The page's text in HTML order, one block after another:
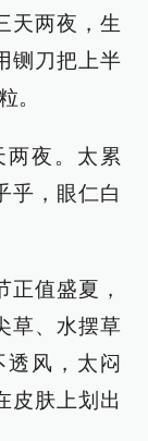
天两夜，生
铡刀把上半
。
夜。太累
乎，眼仁白
值盛夏，
草、水摆草
风，太闷
皮肤上划出